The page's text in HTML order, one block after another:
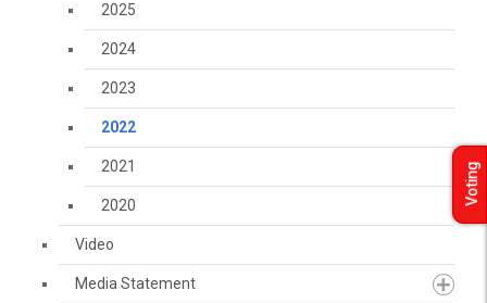
2025
2024
2023
2022
2021
2020
Video
Media Statement
Voting